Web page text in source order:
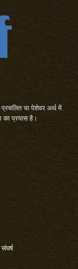
या पेशेवर अर्थ में
का प्रयास है।